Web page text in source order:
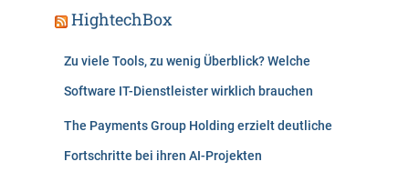
HightechBox
Zu viele Tools, zu wenig Überblick? Welche
Software IT-Dienstleister wirklich brauchen
The Payments Group Holding erzielt deutliche
Fortschritte bei ihren AI-Projekten